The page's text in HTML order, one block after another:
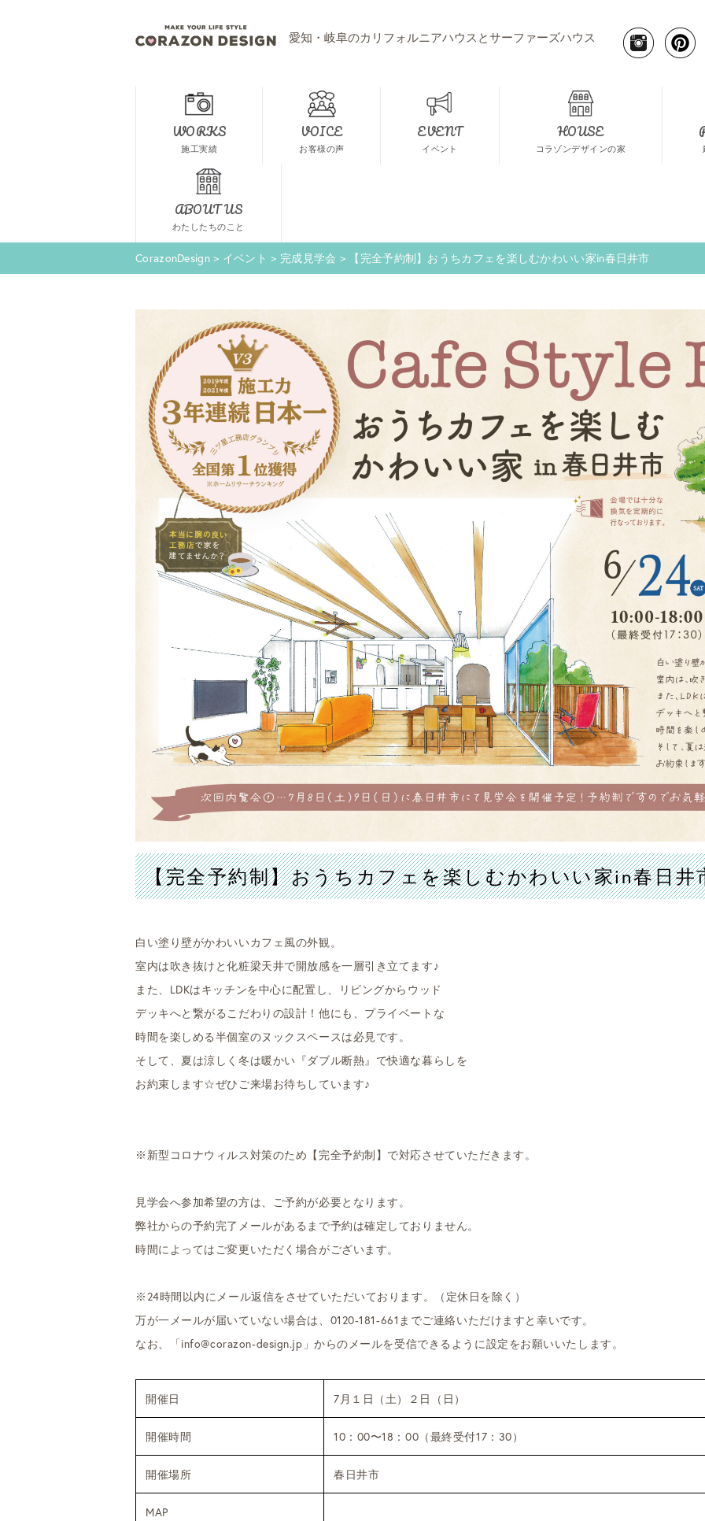
愛知・岐阜のカリフォルニアハウスとサーファーズハウス
WORKS
施工実績
VOICE
お客様の声
EVENT
イベント
HOUSE
コラゾンデザインの家
ABOUT US
わたしたちのこと
CorazonDesign> イベント > 完成見学会 > 【完全予約制】おうちカフェを楽しむかわいい家in春日井市
【完全予約制】おうちカフェを楽しむかわいい家in春日井
白い塗り壁がかわいいカフェ風の外観。
室内は吹き抜けと化粧梁天井で開放感を一層引き立てます♪
また、LDKはキッチンを中心に配置し、リビングからウッド
デッキへと繋がるこだわりの設計！他にも、プライベートな
時間を楽しめる半個室のヌックスペースは必見です。
そして、夏は涼しく冬は暖かい『ダブル断熱』で快適な暮らしを
お約束します☆ぜひご来場お待ちしています♪
※新型コロナウィルス対策のため【完全予約制】で対応させていただきます。
見学会へ参加希望の方は、ご予約が必要となります。
弊社からの予約完了メールがあるまで予約は確定しておりません。
時間によってはご変更いただく場合がございます。
※24時間以内にメール返信をさせていただいております。（定休日を除く）
万が一メールが届いていない場合は、0120-181-661までご連絡いただけますと幸いです。
なお、「info@corazon-design.jp」からのメールを受信できるように設定をお願いいたします。
開催日 7月１日（土）２日（日）
開催時間 10：00〜18：00（最終受付17：30）
開催場所 春日井市
MAP